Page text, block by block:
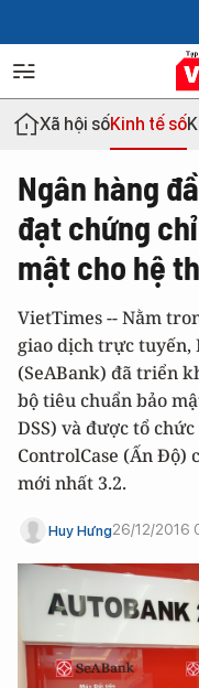
Xã hội sốKinh tế số
Ngân hàng
đạt chứng chỉ
mật cho hệ
VietTimes -- Nằm
giao dịch trực tuyến,
(SeABank) đã triển
bộ tiêu chuẩn bảo
DSS) và được tổ
ControlCase (Ấn Độ)
mới nhất 3.2.
Huy Hưng26/12/2016